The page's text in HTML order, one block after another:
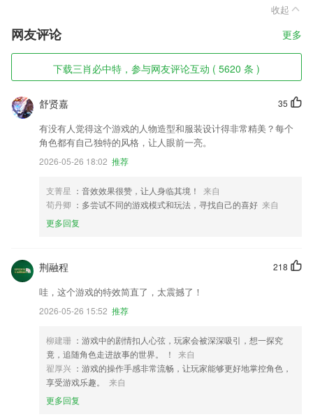
收起
网友评论 更多
下载三肖必中特，参与网友评论互动 ( 5620 条 )
35
舒贤嘉
有没有人觉得这个游戏的人物造型和服装设计得非常精美？每个
角色都有自己独特的风格，让人眼前一亮。
2026-05-26 18:02 推荐
支菁星 ：音效效果很赞，让人身临其境！
来自
荀丹卿 ：多尝试不同的游戏模式和玩法，寻找自己的喜好 来自
更多回复
218
荆融程
哇，这个游戏的特效简直了，太震撼了！
2026-05-26 15:52 推荐
柳建珊 ：游戏中的剧情扣人心弦，玩家会被深深吸引，想一探究
竟，追随角色走进故事的世界。 ！
来自
翟厚兴 ：游戏的操作手感非常流畅，让玩家能够更好地掌控角色，
享受游戏乐趣。
来自
更多回复